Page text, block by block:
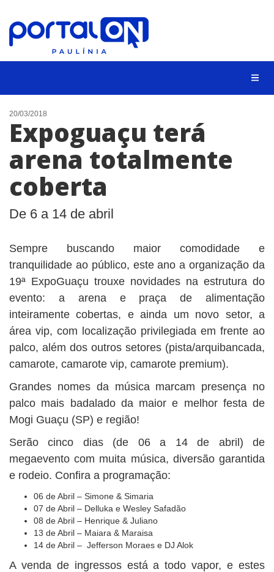
CIDADES
EVENTOS
EMPREGO
ANIVERSÁRIO DAS CIDADES
ANUNCIE
CONTATO
BUSCAR
20/03/2018
Expoguaçu terá
arena totalmente
coberta
De 6 a 14 de abril
Sempre buscando maior comodidade e
tranquilidade ao público, este ano a organização da
19ª ExpoGuaçu trouxe novidades na estrutura do
evento: a arena e praça de alimentação
inteiramente cobertas, e ainda um novo setor, a
área vip, com localização privilegiada em frente ao
palco, além dos outros setores (pista/arquibancada,
camarote, camarote vip, camarote premium).
Grandes nomes da música marcam presença no
palco mais badalado da maior e melhor festa de
Mogi Guaçu (SP) e região!
Serão cinco dias (de 06 a 14 de abril) de
megaevento com muita música, diversão garantida
e rodeio. Confira a programação:
06 de Abril – Simone & Simaria
07 de Abril – Delluka e Wesley Safadão
08 de Abril – Henrique & Juliano
13 de Abril – Maiara & Maraisa
14 de Abril – Jefferson Moraes e DJ Alok
A venda de ingressos está a todo vapor, e estes